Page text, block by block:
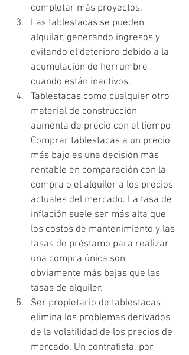
completar más proyectos.
Las tablestacas se pueden
alquilar, generando ingresos y
evitando el deterioro debido a la
acumulación de herrumbre
cuando están inactivos.
Tablestacas como cualquier otro
material de construcción
aumenta de precio con el tiempo
Comprar tablestacas a un precio
más bajo es una decisión más
rentable en comparación con la
compra o el alquiler a los precios
actuales del mercado. La tasa de
inflación suele ser más alta que
los costos de mantenimiento y las
tasas de préstamo para realizar
una compra única son
obviamente más bajas que las
tasas de alquiler.
Ser propietario de tablestacas
elimina los problemas derivados
de la volatilidad de los precios de
mercado. Un contratista, por